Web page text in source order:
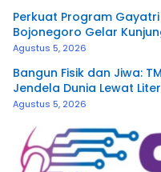
Perkuat Program Gayatri
Bojonegoro Gelar
Agustus 5, 2026
Bangun Fisik dan Jiwa:
Jendela Dunia Lewat
Agustus 5, 2026